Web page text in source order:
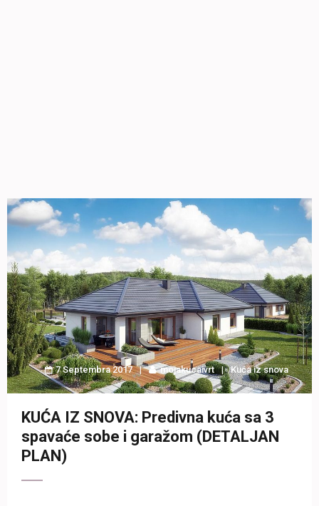
7 Septembra 2017 mojakucaivrt Kuća iz snova
KUĆA IZ SNOVA: Predivna kuća sa 3
spavaće sobe i garažom (DETALJAN
PLAN)